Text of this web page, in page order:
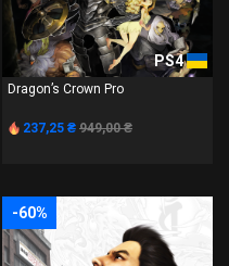
PS4
Dragon’s Crown Pro
237,25 ₴ 949,00 ₴
-60%